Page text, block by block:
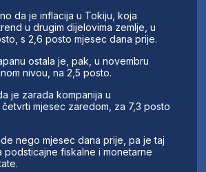
da je inflacija u Tokiju, koja
u drugim dijelovima zemlje, u
s 2,6 posto mjesec dana prije.
ostala je, pak, u novembru
nivou, na 2,5 posto.
je zarada kompanija u
mjesec zaredom, za 7,3 posto
nego mjesec dana prije, pa je taj
fiskalne i monetarne